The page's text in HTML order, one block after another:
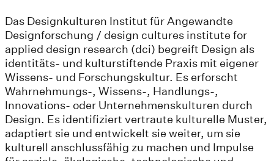
Das Designkulturen Institut für Angewandte
Designforschung / design cultures institute for
applied design research (dci) begreift Design als
identitäts- und kulturstiftende Praxis mit eigener
Wissens- und Forschungskultur. Es erforscht
Wahrnehmungs-, Wissens-, Handlungs-,
Innovations- oder Unternehmenskulturen durch
Design. Es identifiziert vertraute kulturelle Muster,
adaptiert sie und entwickelt sie weiter, um sie
kulturell anschlussfähig zu machen und Impulse